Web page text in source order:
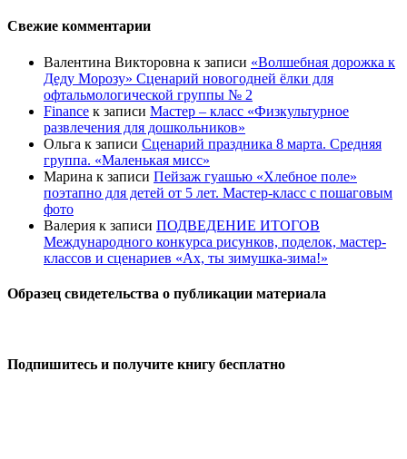
Свежие комментарии
Валентина Викторовна к записи «Волшебная дорожка к
Деду Морозу» Сценарий новогодней ёлки для
офтальмологической группы № 2
Finance к записи Мастер – класс «Физкультурное
развлечения для дошкольников»
Ольга к записи Сценарий праздника 8 марта. Средняя
группа. «Маленькая мисс»
Марина к записи Пейзаж гуашью «Хлебное поле»
поэтапно для детей от 5 лет. Мастер-класс с пошаговым
фото
Валерия к записи ПОДВЕДЕНИЕ ИТОГОВ
Международного конкурса рисунков, поделок, мастер-
классов и сценариев «Ах, ты зимушка-зима!»
Образец свидетельства о публикации материала
Подпишитесь и получите книгу бесплатно